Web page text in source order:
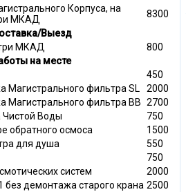
Корпуса, на
МКАД
8300
Выезд
МКАД
800
на месте
450
Магистрального фильтра SL
2000
Магистрального фильтра ВВ 2700
Чистой Воды
750
обратного осмоса
1500
для душа
550
750
систем
2000
без демонтажа старого крана 2500